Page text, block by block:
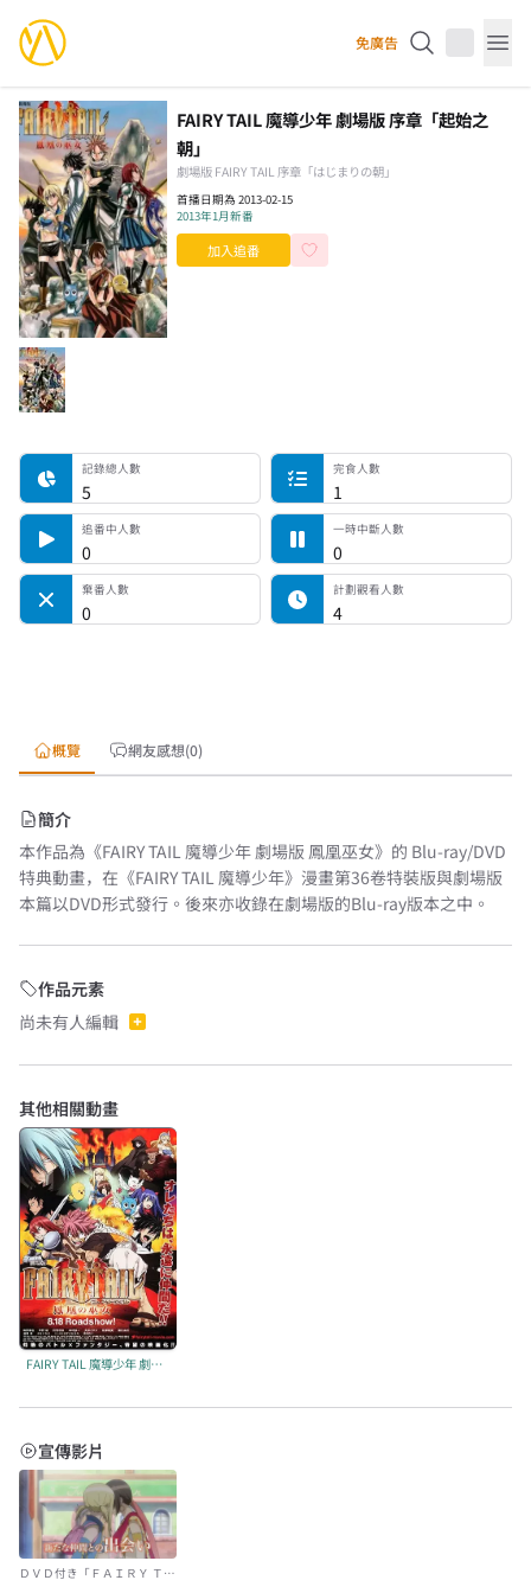
YourAnimes 你的動畫 免廣告
FAIRY TAIL 魔導少年 劇場版 序章「起始之
朝」
劇場版 FAIRY TAIL 序章「はじまりの朝」
首播日期為 2013-02-15
2013年1月新番
加入追番
記錄總人數記錄總人數
5
完食人數 完食人數
1
追番中人數
追番中人數
0
一時中斷人數
一時中斷人數
0
棄番人數
棄番人數
0
計劃觀看人數
計劃觀看人數
4
概覽 網友感想(0)
簡介
本作品為《FAIRY TAIL 魔導少年 劇場版 鳳凰巫女》的 Blu-ray/DVD
特典動畫，在《FAIRY TAIL 魔導少年》漫畫第36卷特裝版與劇場版
本篇以DVD形式發行。後來亦收錄在劇場版的Blu-ray版本之中。
作品元素
尚未有人編輯
其他相關動畫
FAIRY TAIL 魔導少年 劇場版 鳳凰巫女
宣傳影片
ＤＶＤ付き「ＦＡＩＲＹ ＴＡ